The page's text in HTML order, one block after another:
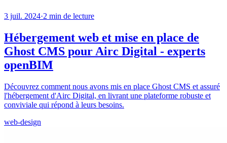
3 juil. 2024·2 min de lecture
Hébergement web et mise en place de
Ghost CMS pour Airc Digital - experts
openBIM
Découvrez comment nous avons mis en place Ghost CMS et assuré
l'hébergement d'Airc Digital, en livrant une plateforme robuste et
conviviale qui répond à leurs besoins.
web-design